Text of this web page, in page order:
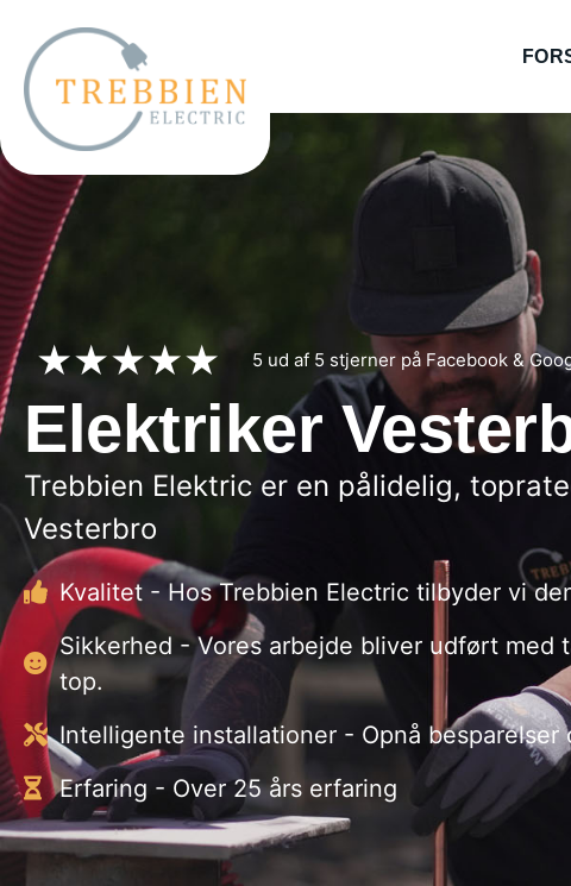
★★★★★ 5 ud af 5 stjerner på Facebook &
Elektriker
Trebbien Elektric er en pålidelig,
Vesterbro
Kvalitet - Hos Trebbien Electric tilbyder vi
Sikkerhed - Vores arbejde bliver udført
top.
Intelligente installationer - Opnå
Erfaring - Over 25 års erfaring